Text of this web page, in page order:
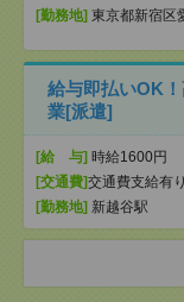
[勤務地] 東京都新宿区
給与即払いOK
業[派遣]
[給 与] 時給1600円
[交通費]交通費支給有り
[勤務地] 新越谷駅